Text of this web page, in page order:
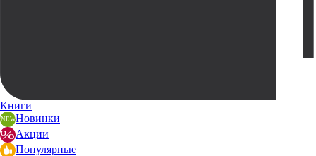
Книги
Новинки
Акции
Популярные